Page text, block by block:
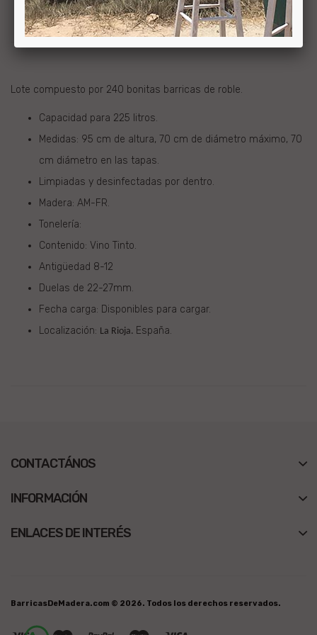
FAQ
Lote compuesto por 240 bonitas barricas de roble.
Capacidad para 225 litros.
Medidas: 95 cm de altura, 70 cm de diámetro máximo, 70
cm diámetro en las tapas.
Limpiadas y desinfectadas por dentro.
Madera: AM-FR.
Tonelería:
Contenido: Vino Tinto.
Antigüedad 8-12
Duelas de 22-27mm.
Fecha carga: Disponibles para cargar.
Localización: La Rioja. España.
CONTACTÁNOS
INFORMACIÓN
ENLACES DE INTERÉS
BarricasDeMadera.com © 2026. Todos los derechos reservados.